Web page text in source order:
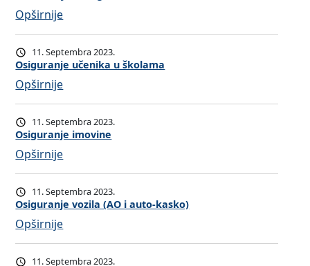
n
o
s
i
g
u
r
a
n
j
u
o
j
o
p
e
n
z
i
j
s
k
Opširnije:
S
a
o
ć
j
a
n
e
z
g
11. Septembra 2023.
Osiguranje učenika u školama
Opširnije:
O
s
i
a
j
11. Septembra 2023.
Osiguranje imovine
Opširnije:
O
s
i
11. Septembra 2023.
Osiguranje vozila (AO i auto-kasko)
Opširnije:
O
s
11. Septembra 2023.